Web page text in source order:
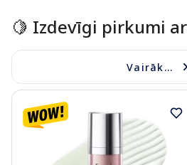
🍋 Izdevīgi pirkumi
Vairāk...